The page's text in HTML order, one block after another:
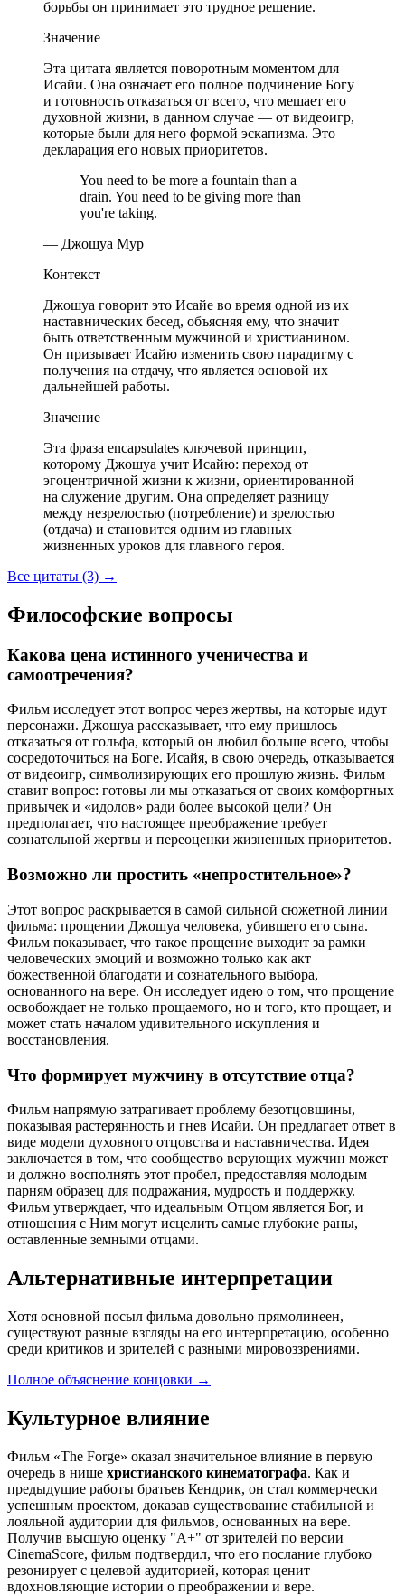
борьбы он принимает это трудное решение.
Значение
Эта цитата является поворотным моментом для
Исайи. Она означает его полное подчинение Богу
и готовность отказаться от всего, что мешает его
духовной жизни, в данном случае — от видеоигр,
которые были для него формой эскапизма. Это
декларация его новых приоритетов.
You need to be more a fountain than a
drain. You need to be giving more than
you're taking.
— Джошуа Мур
Контекст
Джошуа говорит это Исайе во время одной из их
наставнических бесед, объясняя ему, что значит
быть ответственным мужчиной и христианином.
Он призывает Исайю изменить свою парадигму с
получения на отдачу, что является основой их
дальнейшей работы.
Значение
Эта фраза encapsulates ключевой принцип,
которому Джошуа учит Исайю: переход от
эгоцентричной жизни к жизни, ориентированной
на служение другим. Она определяет разницу
между незрелостью (потребление) и зрелостью
(отдача) и становится одним из главных
жизненных уроков для главного героя.
Все цитаты (3) →
Философские вопросы
Какова цена истинного ученичества и
самоотречения?
Фильм исследует этот вопрос через жертвы, на которые идут
персонажи. Джошуа рассказывает, что ему пришлось
отказаться от гольфа, который он любил больше всего, чтобы
сосредоточиться на Боге. Исайя, в свою очередь, отказывается
от видеоигр, символизирующих его прошлую жизнь. Фильм
ставит вопрос: готовы ли мы отказаться от своих комфортных
привычек и «идолов» ради более высокой цели? Он
предполагает, что настоящее преображение требует
сознательной жертвы и переоценки жизненных приоритетов.
Возможно ли простить «непростительное»?
Этот вопрос раскрывается в самой сильной сюжетной линии
фильма: прощении Джошуа человека, убившего его сына.
Фильм показывает, что такое прощение выходит за рамки
человеческих эмоций и возможно только как акт
божественной благодати и сознательного выбора,
основанного на вере. Он исследует идею о том, что прощение
освобождает не только прощаемого, но и того, кто прощает, и
может стать началом удивительного искупления и
восстановления.
Что формирует мужчину в отсутствие отца?
Фильм напрямую затрагивает проблему безотцовщины,
показывая растерянность и гнев Исайи. Он предлагает ответ в
виде модели духовного отцовства и наставничества. Идея
заключается в том, что сообщество верующих мужчин может
и должно восполнять этот пробел, предоставляя молодым
парням образец для подражания, мудрость и поддержку.
Фильм утверждает, что идеальным Отцом является Бог, и
отношения с Ним могут исцелить самые глубокие раны,
оставленные земными отцами.
Альтернативные интерпретации
Хотя основной посыл фильма довольно прямолинеен,
существуют разные взгляды на его интерпретацию, особенно
среди критиков и зрителей с разными мировоззрениями.
Полное объяснение концовки →
Культурное влияние
Фильм «The Forge» оказал значительное влияние в первую
очередь в нише христианского кинематографа. Как и
предыдущие работы братьев Кендрик, он стал коммерчески
успешным проектом, доказав существование стабильной и
лояльной аудитории для фильмов, основанных на вере.
Получив высшую оценку "A+" от зрителей по версии
CinemaScore, фильм подтвердил, что его послание глубоко
резонирует с целевой аудиторией, которая ценит
вдохновляющие истории о преображении и вере.